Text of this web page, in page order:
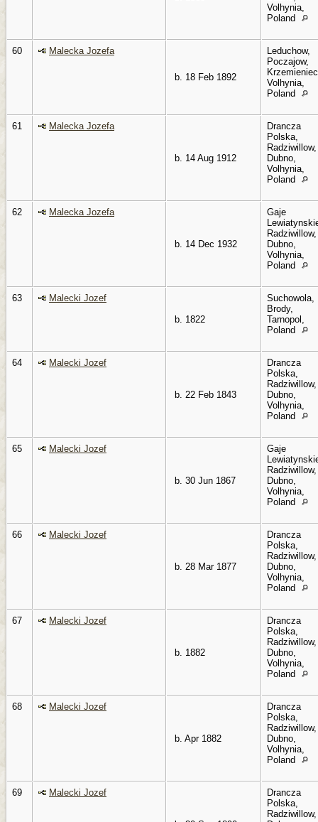
Volhynia,
Poland
60 Malecka Jozefa
b. 18 Feb 1892
Leduchow,
Poczajow,
Volhynia,
Poland
61 Malecka Jozefa
b. 14 Aug 1912
Drancza
Polska,
Radziwillow,
Dubno,
Volhynia,
Poland
62 Malecka Jozefa
b. 14 Dec 1932
Gaje
Radziwillow,
Dubno,
Volhynia,
Poland
63
Malecki Jozef
b. 1822
Suchowola,
Brody,
Tarnopol,
Poland
64 Malecki Jozef
b. 22 Feb 1843
Drancza
Polska,
Radziwillow,
Dubno,
Volhynia,
Poland
65 Malecki Jozef
b. 30 Jun 1867
Gaje
Radziwillow,
Dubno,
Volhynia,
Poland
66 Malecki Jozef
b. 28 Mar 1877
Drancza
Polska,
Radziwillow,
Dubno,
Volhynia,
Poland
67 Malecki Jozef
b. 1882
Drancza
Polska,
Radziwillow,
Dubno,
Volhynia,
Poland
68 Malecki Jozef
b. Apr 1882
Drancza
Polska,
Radziwillow,
Dubno,
Volhynia,
Poland
69 Malecki Jozef
Drancza
Polska,
Radziwillow,